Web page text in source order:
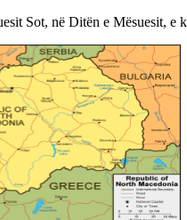
Sot, në Ditën e Mësuesit,